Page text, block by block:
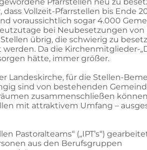
Vollzeit-Pfarrstellen bis Ende
voraussichtlich sogar 4.000
bei Neubesetzungen von
übrig, die schwierig zu
Da die Kirchenmitglieder-
hätte, immer größer.
Landeskirche, für die Stellen-
sind von bestehenden
zusammenschließen
mit attraktivem Umfang –
Pastoralteams“ („IPT’s“)
aus den Berufsgruppen